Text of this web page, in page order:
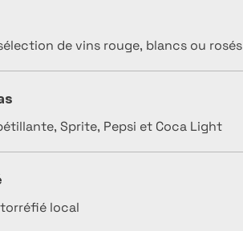
de vins rouge, blancs ou rosés
Sprite, Pepsi et Coca Light
local